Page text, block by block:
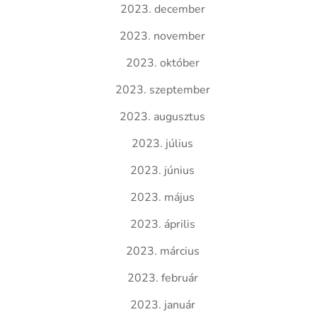
2023. december
2023. november
2023. október
2023. szeptember
2023. augusztus
2023. július
2023. június
2023. május
2023. április
2023. március
2023. február
2023. január